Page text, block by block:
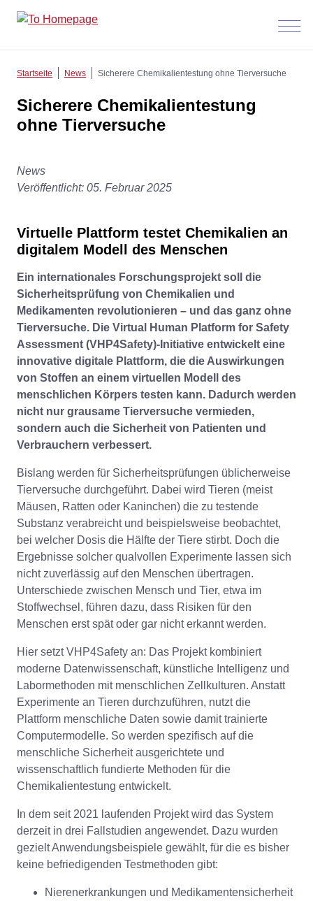
Menü
Startseite News Sicherere Chemikalientestung ohne Tierversuche
Sicherere Chemikalientestung
ohne Tierversuche
News
Veröffentlicht: 05. Februar 2025
Virtuelle Plattform testet Chemikalien an
digitalem Modell des Menschen
Ein internationales Forschungsprojekt soll die
Sicherheitsprüfung von Chemikalien und
Medikamenten revolutionieren – und das ganz ohne
Tierversuche. Die Virtual Human Platform for Safety
Assessment (VHP4Safety)-Initiative entwickelt eine
innovative digitale Plattform, die die Auswirkungen
von Stoffen an einem virtuellen Modell des
menschlichen Körpers testen kann. Dadurch werden
nicht nur grausame Tierversuche vermieden,
sondern auch die Sicherheit von Patienten und
Verbrauchern verbessert.
Bislang werden für Sicherheitsprüfungen üblicherweise
Tierversuche durchgeführt. Dabei wird Tieren (meist
Mäusen, Ratten oder Kaninchen) die zu testende
Substanz verabreicht und beispielsweise beobachtet,
bei welcher Dosis die Hälfte der Tiere stirbt. Doch die
Ergebnisse solcher qualvollen Experimente lassen sich
nicht zuverlässig auf den Menschen übertragen.
Unterschiede zwischen Mensch und Tier, etwa im
Stoffwechsel, führen dazu, dass Risiken für den
Menschen erst spät oder gar nicht erkannt werden.
Hier setzt VHP4Safety an: Das Projekt kombiniert
moderne Datenwissenschaft, künstliche Intelligenz und
Labormethoden mit menschlichen Zellkulturen. Anstatt
Experimente an Tieren durchzuführen, nutzt die
Plattform menschliche Daten sowie damit trainierte
Computermodelle. So werden spezifisch auf die
menschliche Sicherheit ausgerichtete und
wissenschaftlich fundierte Methoden für die
Chemikalientestung entwickelt.
In dem seit 2021 laufenden Projekt wird das System
derzeit in drei Fallstudien angewendet. Dazu wurden
gezielt Anwendungsbeispiele gewählt, für die es bisher
keine befriedigenden Testmethoden gibt:
Nierenerkrankungen und Medikamentensicherheit